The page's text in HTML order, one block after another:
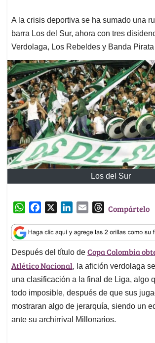
A la crisis deportiva se ha sumado una
barra Los del Sur, ahora con tres
Verdolaga, Los Rebeldes y Banda Pirata
Los del Sur
W
a
t
s
A
p
p
c
e
b
o
o
k
n
k
e
d
I
n
a
i
l
T
r
e
a
d
s
Compártelo
Después del título de Copa Colombia
Atlético Nacional, la afición verdolaga
una clasificación a la final de Liga, algo
todo imposible, después de que sus
mostraran algo de jerarquía, siendo un
ante su archirrival Millonarios.